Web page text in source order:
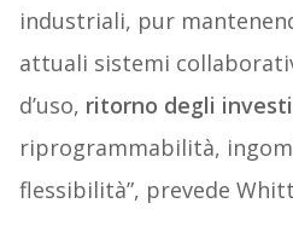
industriali, pur
attuali sistemi
d’uso, ritorno degli
riprogrammabilità,
flessibilità”, prevede